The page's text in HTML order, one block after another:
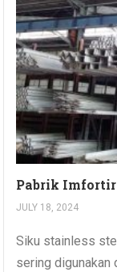
Pabrik Imfortir
JULY 18, 2024
Siku stainless
sering digunakan